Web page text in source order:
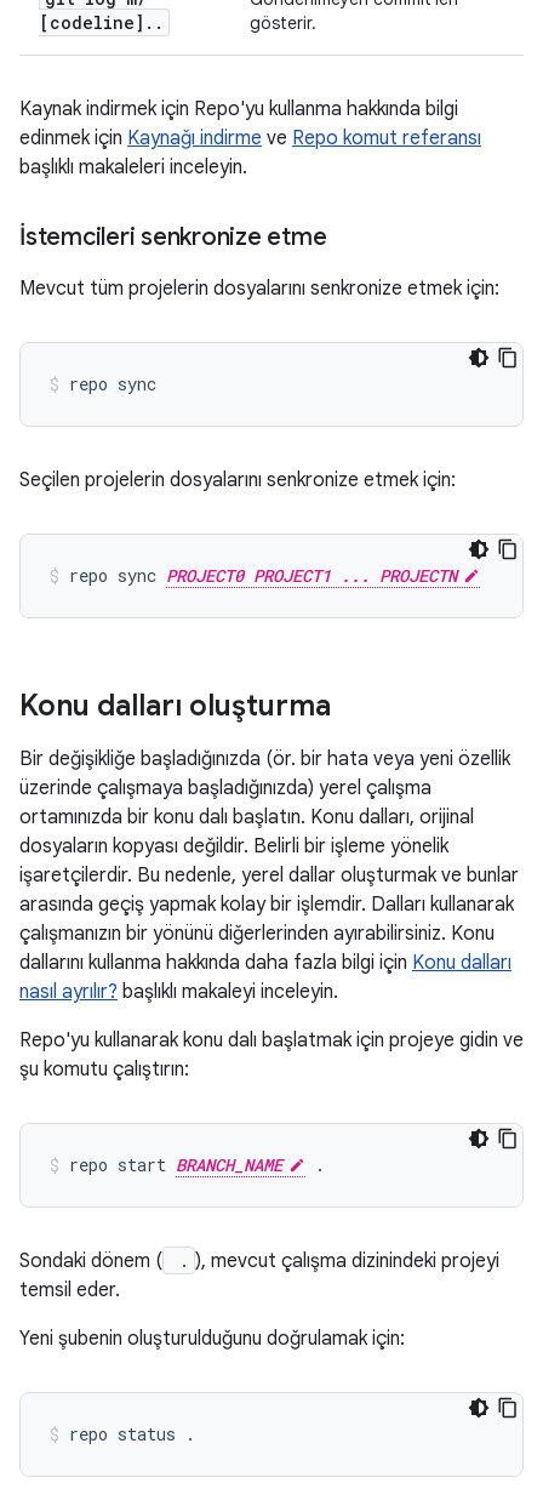
[codeline] . .
gösterir.
Kaynak indirmek için Repo'yu kullanma hakkında bilgi
edinmek için Kaynağı indirme ve Repo komut referansı
başlıklı makaleleri inceleyin.
İstemcileri senkronize etme
Mevcut tüm projelerin dosyalarını senkronize etmek için:
repo sync
Seçilen projelerin dosyalarını senkronize etmek için:
repo sync PROJECT0 PROJECT1 ... PROJECTN
Konu dalları oluşturma
Bir değişikliğe başladığınızda (ör. bir hata veya yeni özellik
üzerinde çalışmaya başladığınızda) yerel çalışma
ortamınızda bir konu dalı başlatın. Konu dalları, orijinal
dosyaların kopyası değildir. Belirli bir işleme yönelik
işaretçilerdir. Bu nedenle, yerel dallar oluşturmak ve bunlar
arasında geçiş yapmak kolay bir işlemdir. Dalları kullanarak
çalışmanızın bir yönünü diğerlerinden ayırabilirsiniz. Konu
dallarını kullanma hakkında daha fazla bilgi için Konu dalları
nasıl ayrılır? başlıklı makaleyi inceleyin.
Repo'yu kullanarak konu dalı başlatmak için projeye gidin ve
şu komutu çalıştırın:
repo start BRANCH_NAME
Sondaki dönem ( . ), mevcut çalışma dizinindeki projeyi
temsil eder.
Yeni şubenin oluşturulduğunu doğrulamak için: